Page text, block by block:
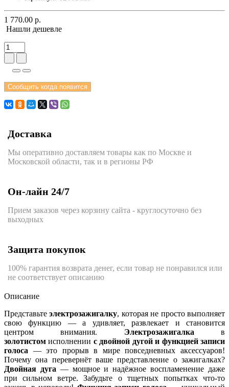
1 770.00 р.
Нашли дешевле
Сообщить когда появится
Доставка
Мы оперативно доставляем товары как по Москве и
Московской области, так и в регионы РФ
Он-лайн 24/7
Прием заказов через корзину сайта - круглосуточно без
выходных
Защита покупок
100% гарантия возврата денег, если товар не понравился или
не соответствует описанию
Описание
Представьтеэлектрозажигалку, которая не просто выполняет
свою функцию — а удивляет, развлекает и становится
центром внимания. Электрозажигалка в
золотистом исполнении с двойной дугой и функцией записи
голоса — это прорыв в мире повседневных аксессуаров!
Почему она перевернёт ваше представление о зажигалках?
Двойная дуга — мощное и надёжное воспламенение даже
при сильном ветре. Забудьте о тщетных попытках что-то